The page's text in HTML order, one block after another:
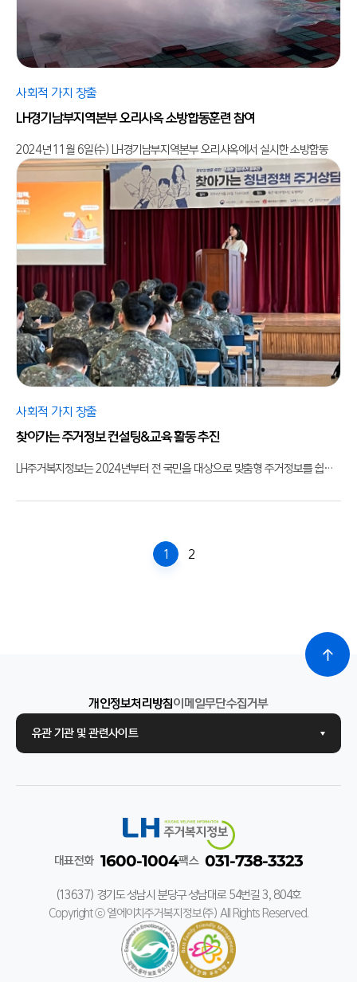
사회적 가치 창출
LH경기남부지역본부 오리사옥 소방합동훈련 참여
2024년 11월 6일(수) LH경기남부지역본부 오리사옥에서 실시한 소방합동
사회적 가치 창출
찾아가는 주거정보 컨설팅&교육 활동 추진
LH주거복지정보는 2024년부터 전 국민을 대상으로 맞춤형 주거정보를 쉽게 전달하기 위한
1 2
개인정보처리방침이메일무단수집거부
유관 기관 및 관련사이트
대표전화 1600-1004팩스 031-738-3323
(13637) 경기도 성남시 분당구 성남대로 54번길 3, 804호
Copyright ⓒ 엘에이치주거복지정보(주) All Rights Reserved.